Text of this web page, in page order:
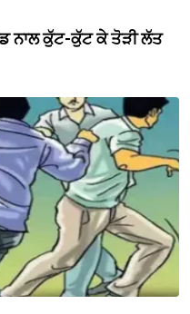
ਨਾਲ ਕੁੱਟ-ਕੁੱਟ ਕੇ ਤੋੜੀ ਲੱਤ